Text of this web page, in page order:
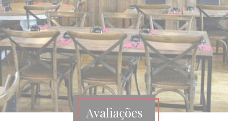
Avaliações